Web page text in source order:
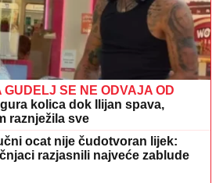
GUDELJ SE NE ODVAJA OD
kolica dok Ilijan spava,
raznježila sve
ocat nije čudotvoran lijek:
razjasnili najveće zablude